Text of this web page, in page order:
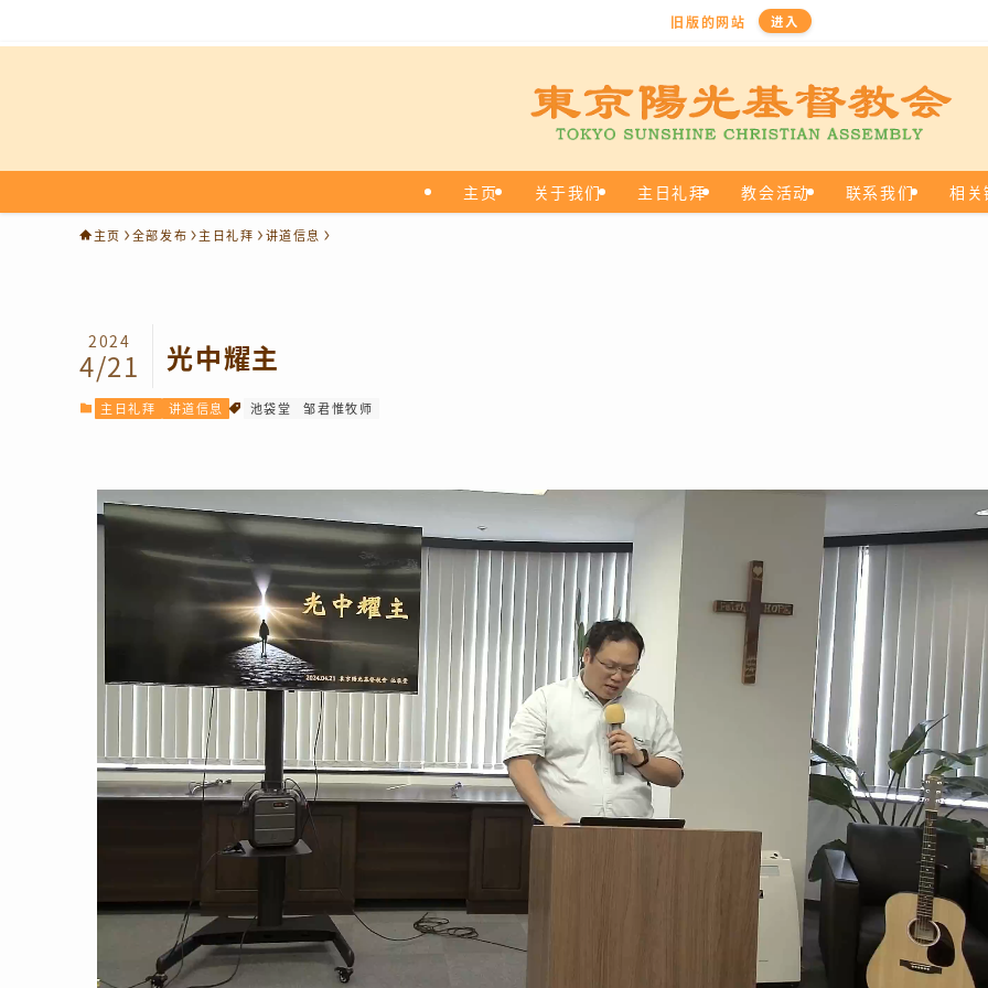
旧版的网站 进入
主页 关于我们 主日礼拜 教会活动 联系我们 相
主页 全部发布 主日礼拜 讲道信息
光中耀主
2024
4/21
主日礼拜 讲道信息 池袋堂 邹君惟牧师